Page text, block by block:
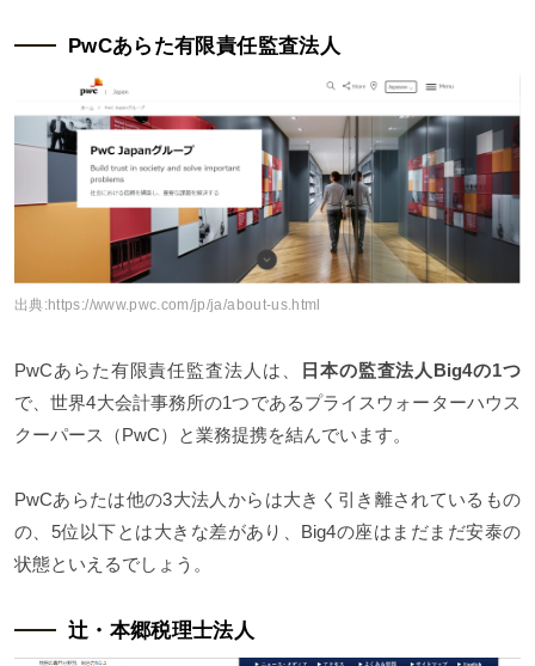
PwCあらた有限責任監査法人
出典:https://www.pwc.com/jp/ja/about-us.html
PwCあらた有限責任監査法人は、
日本の監査法人Big4の1つ
で、世界4大会計事務所の1つであるプライスウォーターハウス
クーパース（PwC）と業務提携を結んでいます。
PwCあらたは他の3大法人からは大きく引き離されているもの
の、5位以下とは大きな差があり、Big4の座はまだまだ安泰の
状態といえるでしょう。
辻・本郷税理士法人